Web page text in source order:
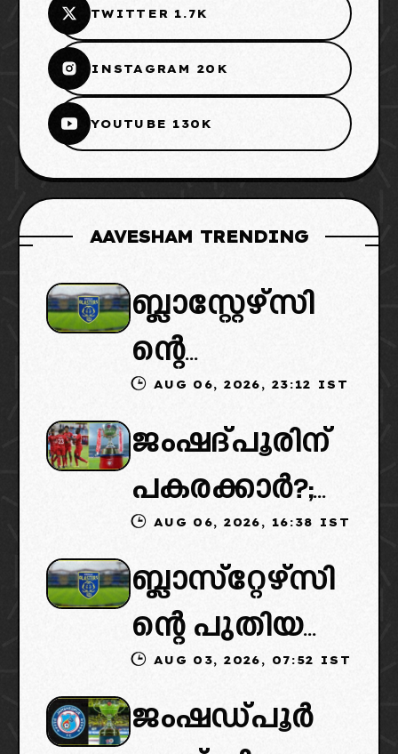
TWITTER 1.7K
INSTAGRAM 20K
YOUTUBE 130K
AAVESHAM TRENDING
ബ്ലാസ്റ്റേഴ്സി
ന്റെ
കൈമാറ്റത്തി
ൽ ട്വിസ്റ്റ്:
പുതിയ
ഉടമകളെത്താ
ൻ വൈകും,
കോടതിയുടെ
നീക്കവും
നിർണായകം
AUG 06, 2026, 23:12 IST
ജംഷദ്പൂരിന്
പകരക്കാർ?;
ഐഎസ്എല്ലി
ൽ പുതിയ
ടീമിനെ
ഉൾപ്പെടുത്താ
ൻ
AUG 06, 2026, 16:38 IST
ബ്ലാസ്‌റ്റേഴ്‌സി
ന്റെ പുതിയ
ഉടമകളിൽ
മലബാറിൽ
AUG 03, 2026, 07:52 IST
ജംഷഡ്പൂർ